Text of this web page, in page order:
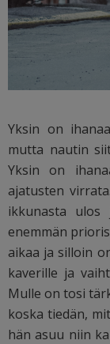
Yksin on
mutta nautin
Yksin on
ajatusten
ikkunasta ulos
enemmän
aikaa ja silloin
kaverille ja
Mulle on tosi
koska tiedän,
hän asuu niin